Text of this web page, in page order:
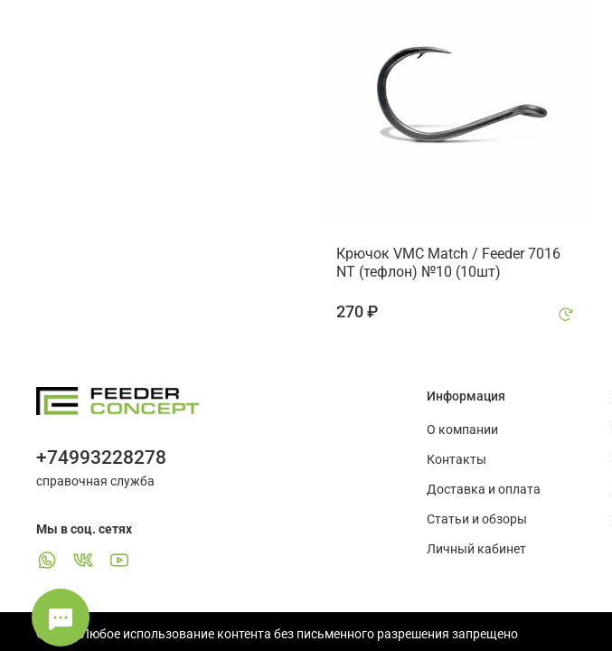
Крючок VMC Match / Feeder 7016
NT (тефлон) №10 (10шт)
270 ₽
Информация
О компании
Контакты
Доставка и оплата
Статьи и обзоры
Личный кабинет
+74993228278
справочная служба
Мы в соц. сетях
© 2025 Любое использование контента без письменного разрешения запрещено